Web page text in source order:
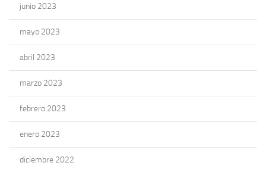
junio 2023
mayo 2023
abril 2023
marzo 2023
febrero 2023
enero 2023
diciembre 2022